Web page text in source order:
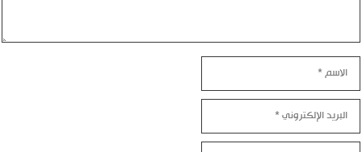
الإلكتروني